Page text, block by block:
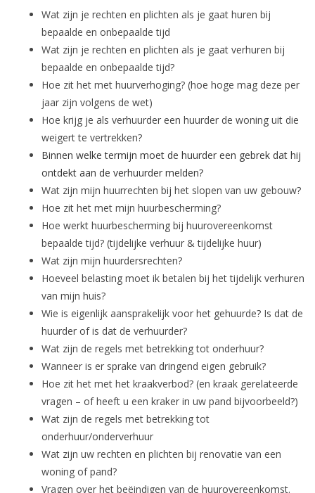
Wat zijn je rechten en plichten als je gaat huren bij
bepaalde en onbepaalde tijd
Wat zijn je rechten en plichten als je gaat verhuren bij
bepaalde en onbepaalde tijd?
Hoe zit het met huurverhoging? (hoe hoge mag deze per
jaar zijn volgens de wet)
Hoe krijg je als verhuurder een huurder de woning uit die
weigert te vertrekken?
Binnen welke termijn moet de huurder een gebrek dat hij
ontdekt aan de verhuurder melden?
Wat zijn mijn huurrechten bij het slopen van uw gebouw?
Hoe zit het met mijn huurbescherming?
Hoe werkt huurbescherming bij huurovereenkomst
bepaalde tijd? (tijdelijke verhuur & tijdelijke huur)
Wat zijn mijn huurdersrechten?
Hoeveel belasting moet ik betalen bij het tijdelijk verhuren
van mijn huis?
Wie is eigenlijk aansprakelijk voor het gehuurde? Is dat de
huurder of is dat de verhuurder?
Wat zijn de regels met betrekking tot onderhuur?
Wanneer is er sprake van dringend eigen gebruik?
Hoe zit het met het kraakverbod? (en kraak gerelateerde
vragen – of heeft u een kraker in uw pand bijvoorbeeld?)
Wat zijn de regels met betrekking tot
onderhuur/onderverhuur
Wat zijn uw rechten en plichten bij renovatie van een
woning of pand?
Vragen over het beëindigen van de huurovereenkomst.